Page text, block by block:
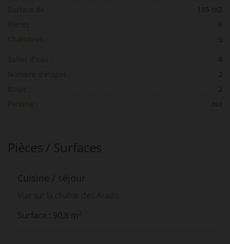
Surface de :
185 m2
Pièces :
6
Chambres :
5
Salles d'eau :
4
Nombre d'étages :
2
Etage :
2
Parking :
oui
Pièces / Surfaces
Cuisine / séjour
Vue sur la chaîne des Aravis
Surface : 90,8 m2